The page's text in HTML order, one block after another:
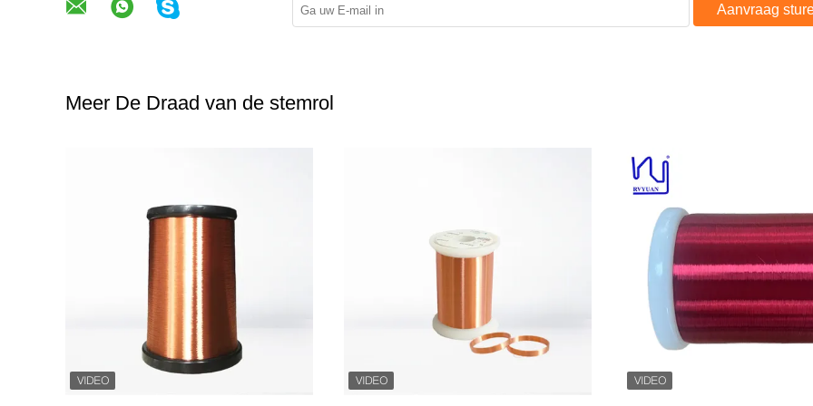
Aanvraag
Meer De Draad van de stemrol